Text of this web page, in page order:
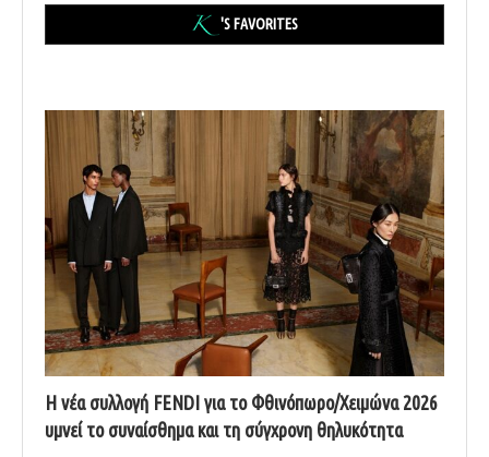
'S FAVORITES
Η νέα συλλογή FENDI για το Φθινόπωρο/Χειμώνα 2026
υμνεί το συναίσθημα και τη σύγχρονη θηλυκότητα